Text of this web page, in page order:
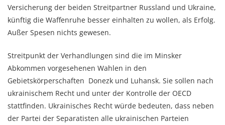
Versicherung der beiden Streitpartner Russland und Ukraine,
künftig die Waffenruhe besser einhalten zu wollen, als Erfolg.
Außer Spesen nichts gewesen.
Streitpunkt der Verhandlungen sind die im Minsker
Abkommen vorgesehenen Wahlen in den
Gebietskörperschaften Donezk und Luhansk. Sie sollen nach
ukrainischem Recht und unter der Kontrolle der OECD
stattfinden. Ukrainisches Recht würde bedeuten, dass neben
der Partei der Separatisten alle ukrainischen Parteien